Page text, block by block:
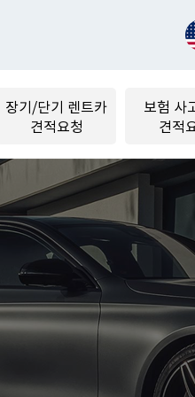
장기/단기 렌트카
견적요청
보험 사
견적